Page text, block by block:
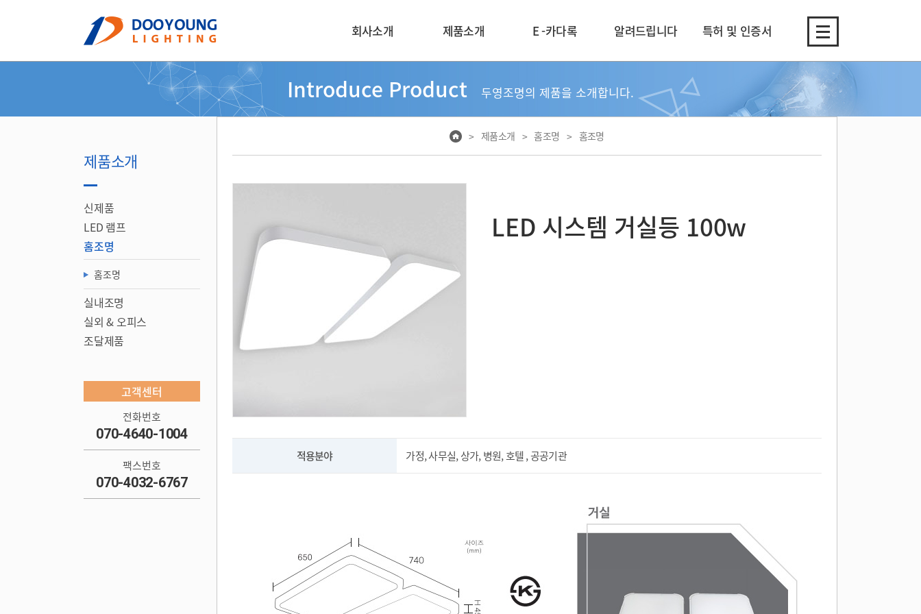
회사소개 제품소개 E -카다록 알려드립니다 특허 및 인증서
Introduce Product 두영조명의 제품을 소개합니다.
제품소개
신제품
LED 램프
홈조명
홈조명
실내조명
실외 & 오피스
조달제품
고객센터
전화번호
070-4640-1004
팩스번호
070-4032-6767
> 제품소개 > 홈조명 > 홈조명
LED 시스템 거실등 100w
적용분야 가정, 사무실, 상가, 병원, 호텔 , 공공기관